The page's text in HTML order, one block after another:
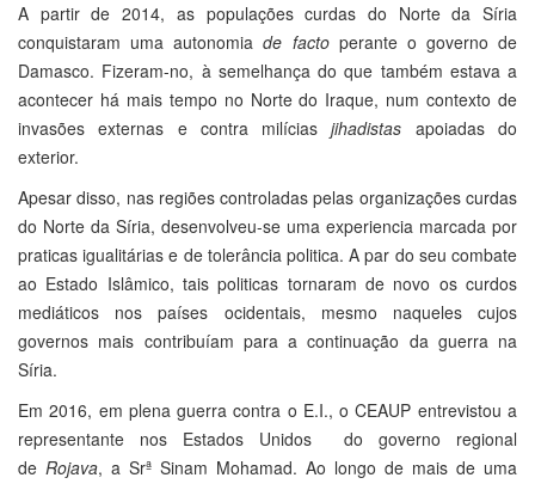
A partir de 2014, as populações curdas do Norte da Síria
conquistaram uma autonomia de facto perante o governo de
Damasco. Fizeram-no, à semelhança do que também estava a
acontecer há mais tempo no Norte do Iraque, num contexto de
invasões externas e contra milícias jihadistas apoiadas do
exterior.
Apesar disso, nas regiões controladas pelas organizações curdas
do Norte da Síria, desenvolveu-se uma experiencia marcada por
praticas igualitárias e de tolerância politica. A par do seu combate
ao Estado Islâmico, tais politicas tornaram de novo os curdos
mediáticos nos países ocidentais, mesmo naqueles cujos
governos mais contribuíam para a continuação da guerra na
Síria.
Em 2016, em plena guerra contra o E.I., o CEAUP entrevistou a
representante nos Estados Unidos do governo regional
de Rojava, a Srª Sinam Mohamad. Ao longo de mais de uma